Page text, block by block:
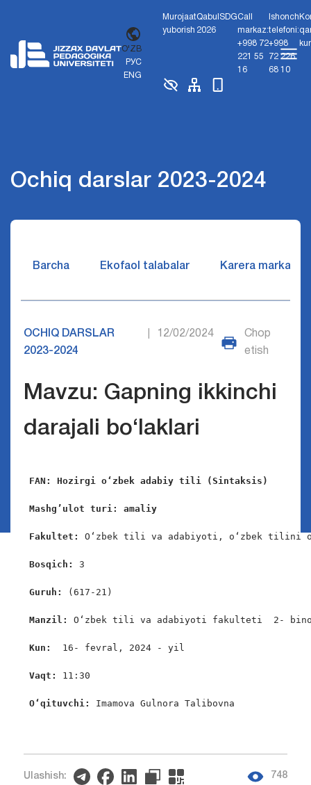
O'ZB
РУС
ENG
Murojaat
yuborish
Qabul
2026
SDGCall
markaz:
+998 72
221 55
16
Ishonch
telefoni:
+998
72 226
68 10
Ochiq darslar 2023-2024
Barcha Ekofaol talabalar Karera markazi
OCHIQ DARSLAR
2023-2024
12/02/2024
Chop
etish
Mavzu: Gapning ikkinchi
darajali bo‘laklari
FAN: Hozirgi o‘zbek adabiy tili (Sintaksis)
Mashg’ulot turi: amaliy
Fakultet: O‘zbek tili va adabiyoti, o‘zbek tilini
Bosqich: 3
Guruh: (617-21)
Manzil: O‘zbek tili va adabiyoti fakulteti  2-
Kun: 16- fevral, 2024 - yil
Vaqt: 11:30
O‘qituvchi: Imamova Gulnora Talibovna
Ulashish: 748